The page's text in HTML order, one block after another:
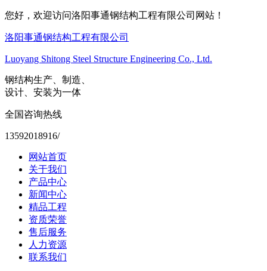
您好，欢迎访问洛阳事通钢结构工程有限公司网站！
洛阳事通钢结构工程有限公司
Luoyang Shitong Steel Structure Engineering Co., Ltd.
钢结构生产、制造、
设计、安装为一体
全国咨询热线
13592018916/
网站首页
关于我们
产品中心
新闻中心
精品工程
资质荣誉
售后服务
人力资源
联系我们